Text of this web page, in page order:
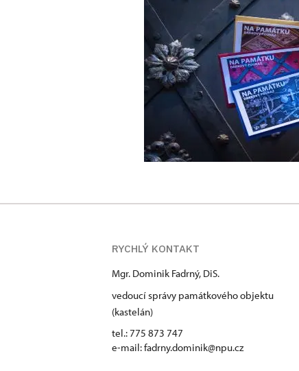
RYCHLÝ KONTAKT
Mgr. Dominik Fadrný, DiS.
vedoucí správy památkového objektu
(kastelán)
tel.: 775 873 747
e-mail: fadrny.dominik@npu.cz